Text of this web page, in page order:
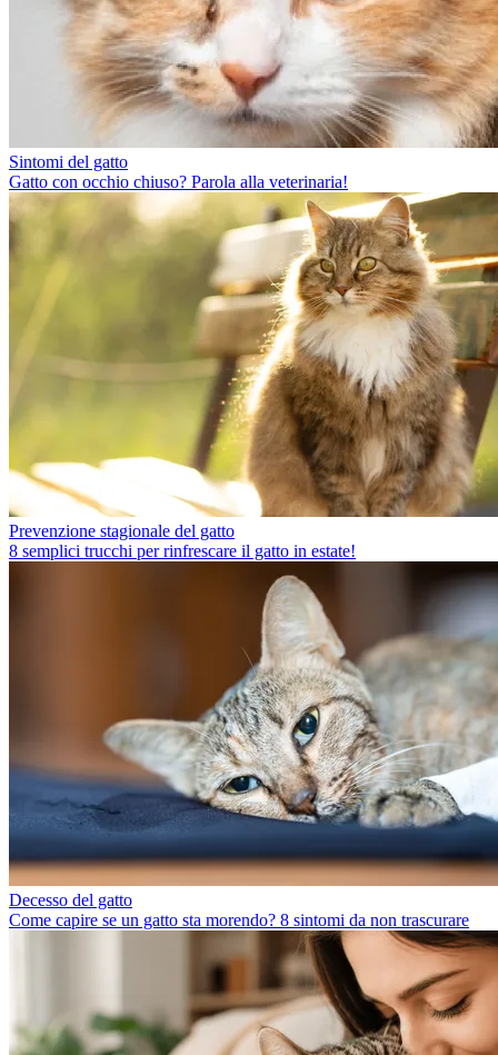
Sintomi del gatto
Gatto con occhio chiuso? Parola alla veterinaria!
Prevenzione stagionale del gatto
8 semplici trucchi per rinfrescare il gatto in estate!
Decesso del gatto
Come capire se un gatto sta morendo? 8 sintomi da non trascurare